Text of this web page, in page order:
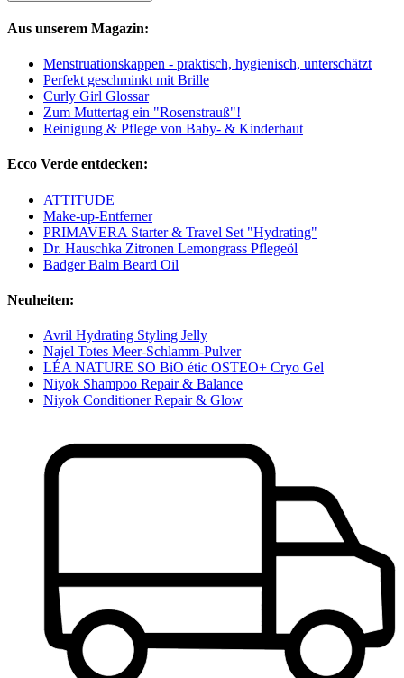
Aus unserem Magazin:
Menstruationskappen - praktisch, hygienisch, unterschätzt
Perfekt geschminkt mit Brille
Curly Girl Glossar
Zum Muttertag ein "Rosenstrauß"!
Reinigung & Pflege von Baby- & Kinderhaut
Ecco Verde entdecken:
ATTITUDE
Make-up-Entferner
PRIMAVERA Starter & Travel Set "Hydrating"
Dr. Hauschka Zitronen Lemongrass Pflegeöl
Badger Balm Beard Oil
Neuheiten:
Avril Hydrating Styling Jelly
Najel Totes Meer-Schlamm-Pulver
LÉA NATURE SO BiO étic OSTEO+ Cryo Gel
Niyok Shampoo Repair & Balance
Niyok Conditioner Repair & Glow